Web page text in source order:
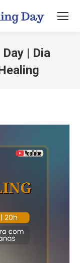
| Dia